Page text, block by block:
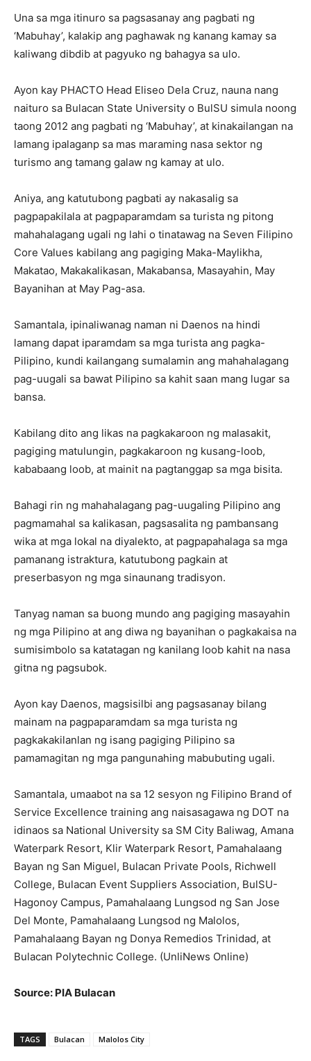
Una sa mga itinuro sa pagsasanay ang pagbati ng
‘Mabuhay’, kalakip ang paghawak ng kanang kamay sa
kaliwang dibdib at pagyuko ng bahagya sa ulo.
Ayon kay PHACTO Head Eliseo Dela Cruz, nauna nang
naituro sa Bulacan State University o BulSU simula noong
taong 2012 ang pagbati ng ‘Mabuhay’, at kinakailangan na
lamang ipalaganp sa mas maraming nasa sektor ng
turismo ang tamang galaw ng kamay at ulo.
Aniya, ang katutubong pagbati ay nakasalig sa
pagpapakilala at pagpaparamdam sa turista ng pitong
mahahalagang ugali ng lahi o tinatawag na Seven Filipino
Core Values kabilang ang pagiging Maka-Maylikha,
Makatao, Makakalikasan, Makabansa, Masayahin, May
Bayanihan at May Pag-asa.
Samantala, ipinaliwanag naman ni Daenos na hindi
lamang dapat iparamdam sa mga turista ang pagka-
Pilipino, kundi kailangang sumalamin ang mahahalagang
pag-uugali sa bawat Pilipino sa kahit saan mang lugar sa
bansa.
Kabilang dito ang likas na pagkakaroon ng malasakit,
pagiging matulungin, pagkakaroon ng kusang-loob,
kababaang loob, at mainit na pagtanggap sa mga bisita.
Bahagi rin ng mahahalagang pag-uugaling Pilipino ang
pagmamahal sa kalikasan, pagsasalita ng pambansang
wika at mga lokal na diyalekto, at pagpapahalaga sa mga
pamanang istraktura, katutubong pagkain at
preserbasyon ng mga sinaunang tradisyon.
Tanyag naman sa buong mundo ang pagiging masayahin
ng mga Pilipino at ang diwa ng bayanihan o pagkakaisa na
sumisimbolo sa katatagan ng kanilang loob kahit na nasa
gitna ng pagsubok.
Ayon kay Daenos, magsisilbi ang pagsasanay bilang
mainam na pagpaparamdam sa mga turista ng
pagkakakilanlan ng isang pagiging Pilipino sa
pamamagitan ng mga pangunahing mabubuting ugali.
Samantala, umaabot na sa 12 sesyon ng Filipino Brand of
Service Excellence training ang naisasagawa ng DOT na
idinaos sa National University sa SM City Baliwag, Amana
Waterpark Resort, Klir Waterpark Resort, Pamahalaang
Bayan ng San Miguel, Bulacan Private Pools, Richwell
College, Bulacan Event Suppliers Association, BulSU-
Hagonoy Campus, Pamahalaang Lungsod ng San Jose
Del Monte, Pamahalaang Lungsod ng Malolos,
Pamahalaang Bayan ng Donya Remedios Trinidad, at
Bulacan Polytechnic College. (UnliNews Online)
Source: PIA Bulacan
TAGS Bulacan Malolos City